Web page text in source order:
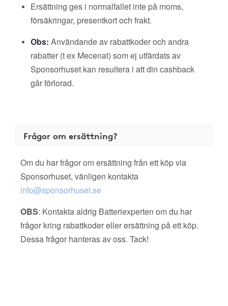
Ersättning ges i normalfallet inte på moms,
försäkringar, presentkort och frakt.
Obs: Användande av rabattkoder och andra
rabatter (t ex Mecenat) som ej utfärdats av
Sponsorhuset kan resultera i att din cashback
går förlorad.
Frågor om ersättning?
Om du har frågor om ersättning från ett köp via
Sponsorhuset, vänligen kontakta
info@sponsorhuset.se
OBS: Kontakta aldrig Batteriexperten om du har
frågor kring rabattkoder eller ersättning på ett köp.
Dessa frågor hanteras av oss. Tack!